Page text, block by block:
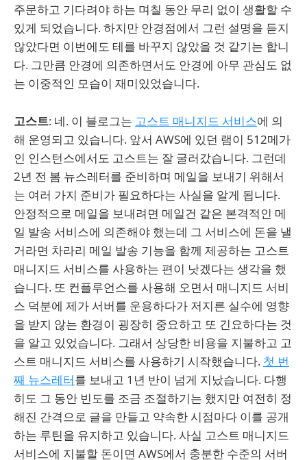
주문하고 기다려야 하는 며칠 동안 무리 없이 생활할 수
있게 되었습니다. 하지만 안경점에서 그런 설명을 듣지
않았다면 이번에도 테를 바꾸지 않았을 것 같기는 합니
다. 그만큼 안경에 의존하면서도 안경에 아무 관심도 없
는 이중적인 모습이 재미있었습니다.
고스트: 네. 이 블로그는 고스트 매니지드 서비스에 의
해 운영되고 있습니다. 앞서 AWS에 있던 램이 512메가
인 인스턴스에서도 고스트는 잘 굴러갔습니다. 그런데
2년 전 봄 뉴스레터를 준비하며 메일을 보내기 위해서
는 여러 가지 준비가 필요하다는 사실을 알게 됩니다.
안정적으로 메일을 보내려면 메일건 같은 본격적인 메
일 발송 서비스에 의존해야 했는데 그 서비스에 돈을 낼
거라면 차라리 메일 발송 기능을 함께 제공하는 고스트
매니지드 서비스를 사용하는 편이 낫겠다는 생각을 했
습니다. 또 컨플루언스를 사용해 오면서 매니지드 서비
스 덕분에 제가 서버를 운용하다가 저지른 실수에 영향
을 받지 않는 환경이 굉장히 중요하고 또 긴요하다는 것
을 알고 있었습니다. 그래서 상당한 비용을 지불하고 고
스트 매니지드 서비스를 사용하기 시작했습니다. 첫 번
째 뉴스레터를 보내고 1년 반이 넘게 지났습니다. 다행
히도 그 동안 빈도를 조금 조절하기는 했지만 여전히 정
해진 간격으로 글을 만들고 약속한 시점마다 이를 공개
하는 루틴을 유지하고 있습니다. 사실 고스트 매니지드
서비스에 지불할 돈이면 AWS에서 충분한 수준의 서버